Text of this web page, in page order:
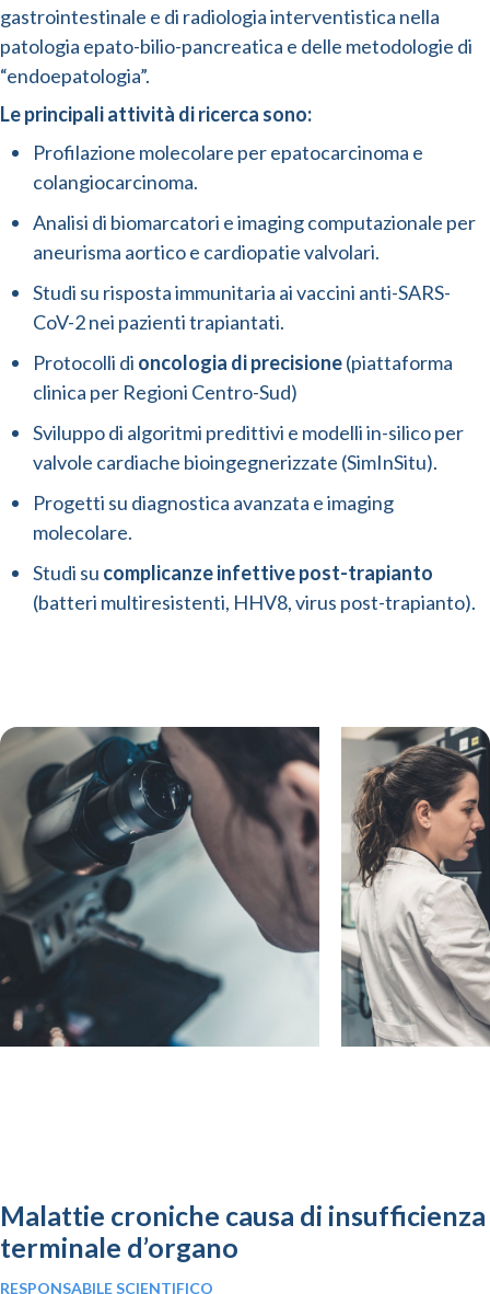
gastrointestinale e di radiologia interventistica nella
patologia epato-bilio-pancreatica e delle metodologie di
“endoepatologia”.
Le principali attività di ricerca sono:
Profilazione molecolare per epatocarcinoma e
colangiocarcinoma.
Analisi di biomarcatori e imaging computazionale per
aneurisma aortico e cardiopatie valvolari.
Studi su risposta immunitaria ai vaccini anti-SARS-
CoV-2 nei pazienti trapiantati.
Protocolli di oncologia di precisione(piattaforma
clinica per Regioni Centro-Sud)
Sviluppo di algoritmi predittivi e modelli in-silico per
valvole cardiache bioingegnerizzate (SimInSitu).
Progetti su diagnostica avanzata e imaging
molecolare.
Studi su complicanze infettive post-trapianto
(batteri multiresistenti, HHV8, virus post-trapianto).
Malattie croniche causa di insufficienza
terminale d’organo
RESPONSABILE SCIENTIFICO